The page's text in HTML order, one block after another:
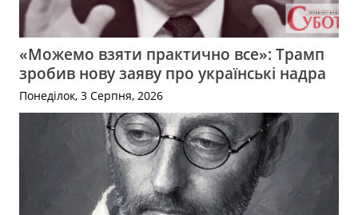
«Можемо взяти практично все»: Трамп
зробив нову заяву про українські надра
Понеділок, 3 Серпня, 2026